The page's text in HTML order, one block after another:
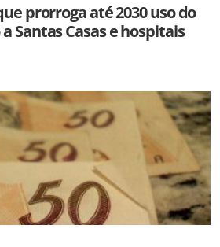
prorroga até 2030 uso do
Santas Casas e hospitais